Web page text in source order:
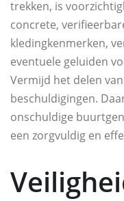
trekken, is
concrete,
kledingkenmerken,
eventuele geluiden
Vermijd het delen
beschuldigingen.
onschuldige
een zorgvuldig en